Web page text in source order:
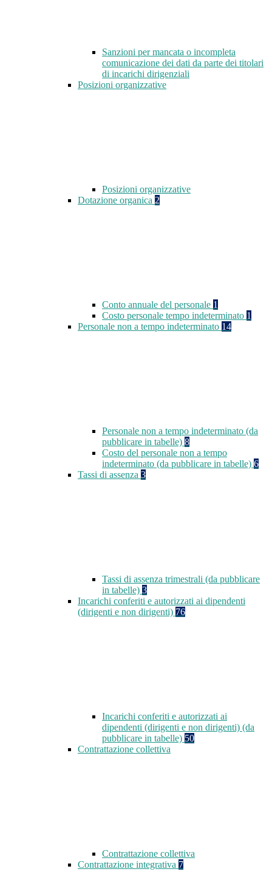
Sanzioni per mancata o incompleta
comunicazione dei dati da parte dei titolari
di incarichi dirigenziali
Posizioni organizzative
Posizioni organizzative
Dotazione organica 2
Conto annuale del personale 1
Costo personale tempo indeterminato 1
Personale non a tempo indeterminato 14
Personale non a tempo indeterminato (da
pubblicare in tabelle) 8
Costo del personale non a tempo
indeterminato (da pubblicare in tabelle) 6
Tassi di assenza 3
Tassi di assenza trimestrali (da pubblicare
in tabelle) 3
Incarichi conferiti e autorizzati ai dipendenti
(dirigenti e non dirigenti) 76
Incarichi conferiti e autorizzati ai
dipendenti (dirigenti e non dirigenti) (da
pubblicare in tabelle) 50
Contrattazione collettiva
Contrattazione collettiva
Contrattazione integrativa 7